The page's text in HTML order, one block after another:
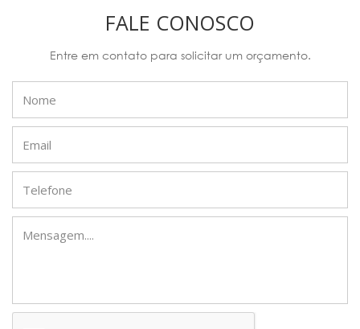
FALE CONOSCO
Entre em contato para solicitar um orçamento.